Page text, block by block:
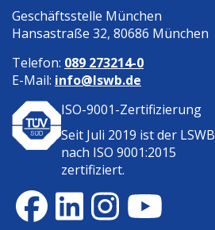
Geschäftsstelle München
Hansastraße 32, 80686 München
Telefon: 089 273214-0
E-Mail: info@lswb.de
ISO-9001-Zertifizierung
Seit Juli 2019 ist der LSWB
nach ISO 9001:2015
zertifiziert.